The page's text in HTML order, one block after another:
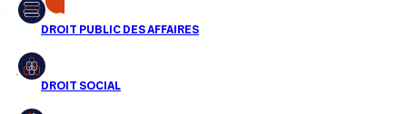
Droit public des affaires
Droit social
transactions, jour après
jour